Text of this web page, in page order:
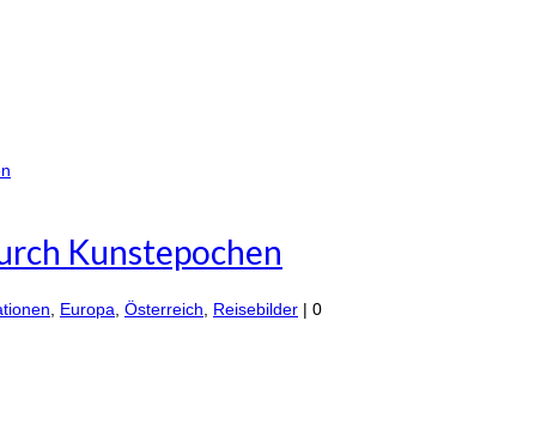
Kunstepochen
, Europa, Österreich, Reisebilder | 0